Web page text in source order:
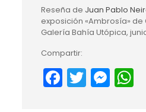
Reseña de Juan Pablo
exposición «Ambrosía»
Galería Bahía Utópica,
Compartir:
Facebook
Twitter